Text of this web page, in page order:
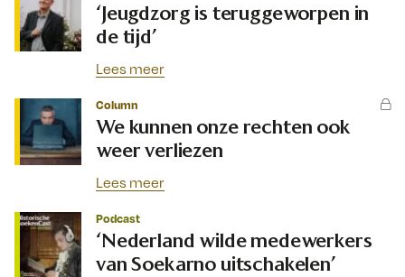
‘Jeugdzorg is teruggeworpen in
de tijd’
Lees meer
Column
We kunnen onze rechten ook
weer verliezen
Lees meer
Podcast
‘Nederland wilde medewerkers
van Soekarno uitschakelen’